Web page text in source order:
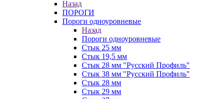
Назад
ПОРОГИ
Пороги одноуровневые
Назад
Пороги одноуровневые
Стык 25 мм
Стык 19,5 мм
Стык 28 мм "Русский Профиль"
Стык 38 мм "Русский Профиль"
Стык 28 мм
Стык 29 мм